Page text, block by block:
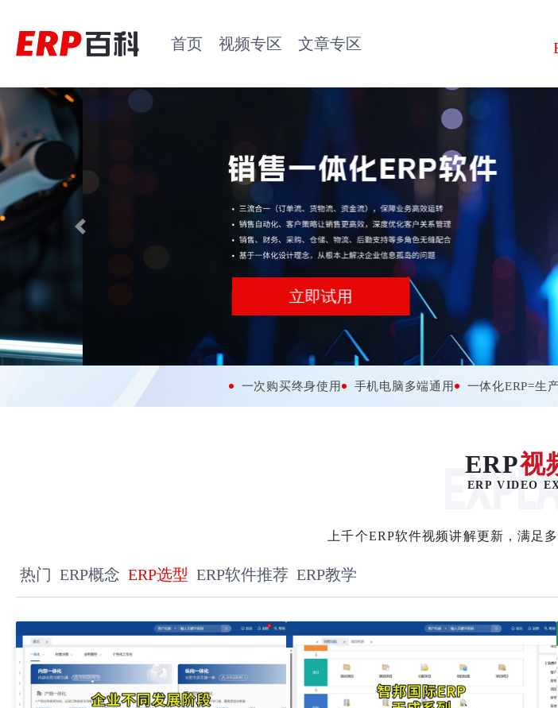
首页 视频专区 文章专区
Previous
一次购买终身使用 手机电脑多端通用 一体化ERP=生
ERP视
ERP VIDEO
上千个ERP软件视频讲解更新，满足
热门 ERP概念 ERP选型 ERP软件推荐 ERP教学